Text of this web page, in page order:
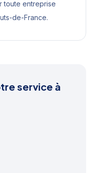
toute entreprise
de-France.
service à